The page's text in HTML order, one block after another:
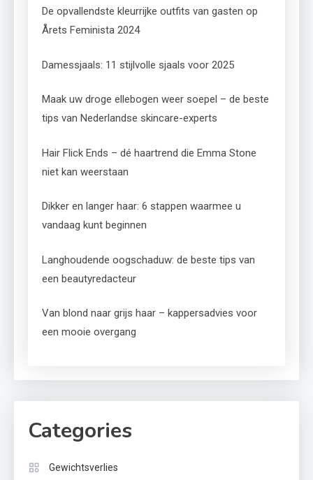
De opvallendste kleurrijke outfits van gasten op
Årets Feminista 2024
Damessjaals: 11 stijlvolle sjaals voor 2025
Maak uw droge ellebogen weer soepel – de beste
tips van Nederlandse skincare-experts
Hair Flick Ends – dé haartrend die Emma Stone
niet kan weerstaan
Dikker en langer haar: 6 stappen waarmee u
vandaag kunt beginnen
Langhoudende oogschaduw: de beste tips van
een beautyredacteur
Van blond naar grijs haar – kappersadvies voor
een mooie overgang
Categories
Gewichtsverlies